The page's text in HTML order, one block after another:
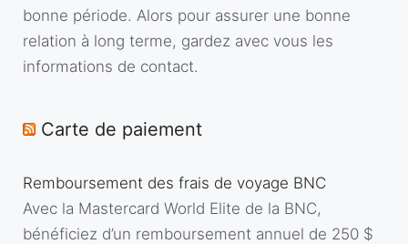
bonne période. Alors pour assurer une bonne
relation à long terme, gardez avec vous les
informations de contact.
Carte de paiement
Remboursement des frais de voyage BNC
Avec la Mastercard World Elite de la BNC,
bénéficiez d’un remboursement annuel de 250 $